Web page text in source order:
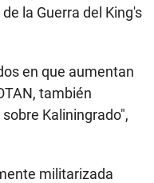
la Guerra del King's
en que aumentan
también
Kaliningrado",
militarizada